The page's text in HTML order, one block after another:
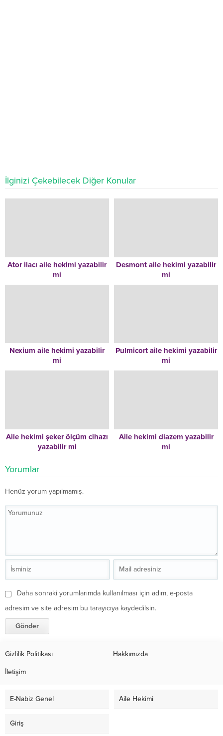
İlginizi Çekebilecek Diğer Konular
Ator ilacı aile hekimi yazabilir
mi
Desmont aile hekimi yazabilir
mi
Nexium aile hekimi yazabilir
mi
Pulmicort aile hekimi yazabilir
mi
Aile hekimi şeker ölçüm cihazı
yazabilir mi
Aile hekimi diazem yazabilir
mi
Yorumlar
Henüz yorum yapılmamış.
Daha sonraki yorumlarımda kullanılması için adım, e-posta
adresim ve site adresim bu tarayıcıya kaydedilsin.
Gizlilik Politikası Hakkımızda
İletişim
E-Nabiz Genel Aile Hekimi
Giriş